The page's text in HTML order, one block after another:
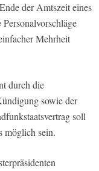
der Amtszeit eines
Mehrheit
durch die
sowie der
soll
möglich sein.